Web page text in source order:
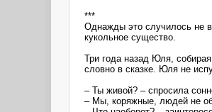
***
Однажды это случилось не
кукольное существо.
Три года назад Юля,
словно в сказке. Юля не
– Ты живой? – спросила
– Мы, коряжные, людей не